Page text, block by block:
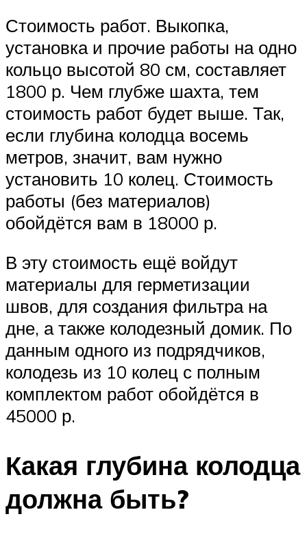
Стоимость работ. Выкопка,
установка и прочие работы на одно
кольцо высотой 80 см, составляет
1800 р. Чем глубже шахта, тем
стоимость работ будет выше. Так,
если глубина колодца восемь
метров, значит, вам нужно
установить 10 колец. Стоимость
работы (без материалов)
обойдётся вам в 18000 р.
В эту стоимость ещё войдут
материалы для герметизации
швов, для создания фильтра на
дне, а также колодезный домик. По
данным одного из подрядчиков,
колодезь из 10 колец с полным
комплектом работ обойдётся в
45000 р.
Какая глубина колодца
должна быть?